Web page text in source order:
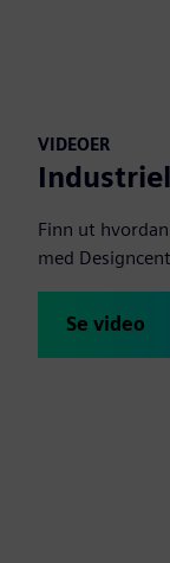
VIDEOER
Finn ut
med
Se video